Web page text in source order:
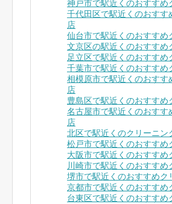
神戸市で駅近くのおすすめ
千代田区で駅近くのおすす
店
仙台市で駅近くのおすすめ
文京区の駅近くのおすすめ
足立区で駅近くのおすすめ
千葉市で駅近くのおすすめ
相模原市で駅近くのおすす
店
豊島区で駅近くのおすすめ
名古屋市で駅近くのおすす
店
北区で駅近くのクリーニン
松戸市で駅近くのおすすめ
大阪市で駅近くのおすすめ
川崎市で駅近くのおすすめ
堺市で駅近くのおすすめク
京都市で駅近くのおすすめ
台東区で駅近くのおすすめ